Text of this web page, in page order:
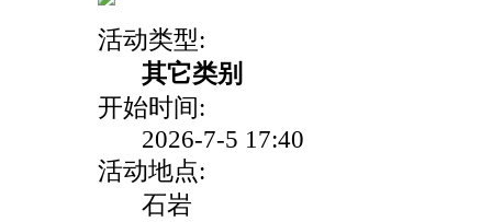
活动类型:
其它类别
开始时间:
2026-7-5 17:40
活动地点:
石岩